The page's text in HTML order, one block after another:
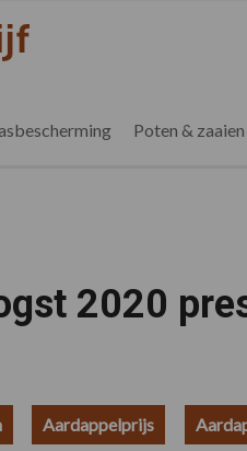
Poten & zaaien
2020
Aardappelprijs